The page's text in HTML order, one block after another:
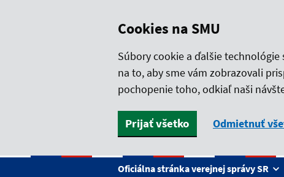
Preskočiť na hlavný obsahOficiálna stránka verejnej správy SR
Cookies na SMU
Súbory cookie a ďalšie
na to, aby sme vám zobrazovali
pochopenie toho, odkiaľ naši
Prijať všetko Odmietnuť